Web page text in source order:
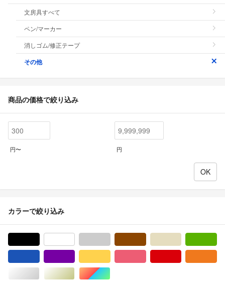
文房具すべて
ペン/マーカー
消しゴム/修正テープ
その他
商品の価格で絞り込み
円〜 円
カラーで絞り込み
シルバー/銀色系ゴールド/金色系マルチカラー